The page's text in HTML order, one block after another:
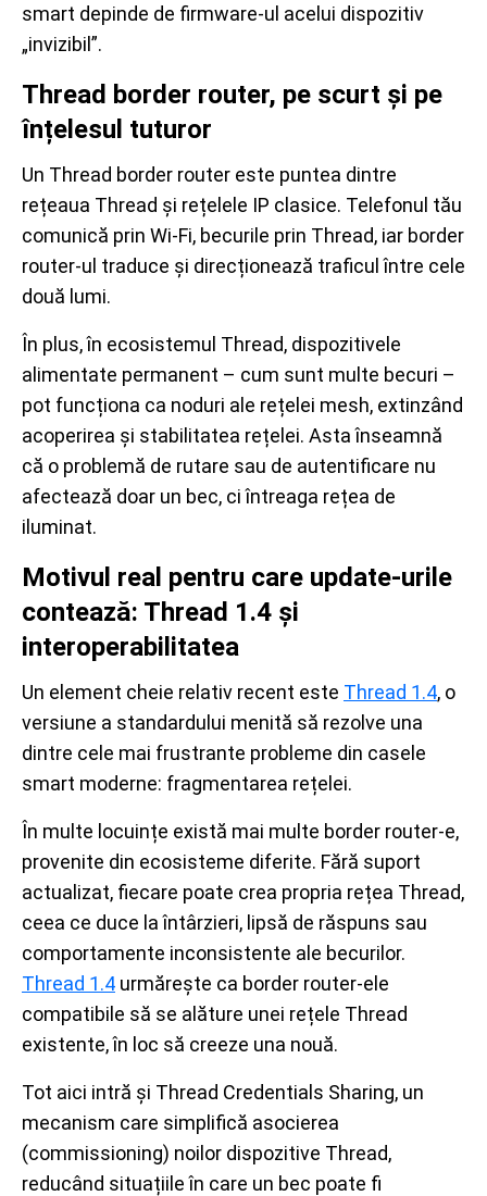
smart depinde de firmware-ul acelui dispozitiv
„invizibil”.
Thread border router, pe scurt și pe
înțelesul tuturor
Un Thread border router este puntea dintre
rețeaua Thread și rețelele IP clasice. Telefonul tău
comunică prin Wi-Fi, becurile prin Thread, iar border
router-ul traduce și direcționează traficul între cele
două lumi.
În plus, în ecosistemul Thread, dispozitivele
alimentate permanent – cum sunt multe becuri –
pot funcționa ca noduri ale rețelei mesh, extinzând
acoperirea și stabilitatea rețelei. Asta înseamnă
că o problemă de rutare sau de autentificare nu
afectează doar un bec, ci întreaga rețea de
iluminat.
Motivul real pentru care update-urile
contează: Thread 1.4 și
interoperabilitatea
Un element cheie relativ recent este Thread 1.4, o
versiune a standardului menită să rezolve una
dintre cele mai frustrante probleme din casele
smart moderne: fragmentarea rețelei.
În multe locuințe există mai multe border router-e,
provenite din ecosisteme diferite. Fără suport
actualizat, fiecare poate crea propria rețea Thread,
ceea ce duce la întârzieri, lipsă de răspuns sau
comportamente inconsistente ale becurilor.
Thread 1.4 urmărește ca border router-ele
compatibile să se alăture unei rețele Thread
existente, în loc să creeze una nouă.
Tot aici intră și Thread Credentials Sharing, un
mecanism care simplifică asocierea
(commissioning) noilor dispozitive Thread,
reducând situațiile în care un bec poate fi